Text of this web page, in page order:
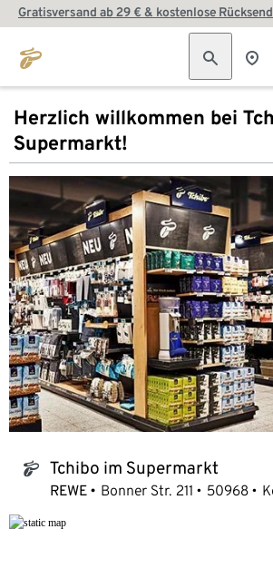
Gratisversand ab 29 € & kostenlose
Herzlich willkommen bei
Supermarkt!
tchibo_logo Tchibo im Supermarkt
REWE Bonner Str. 211 50968